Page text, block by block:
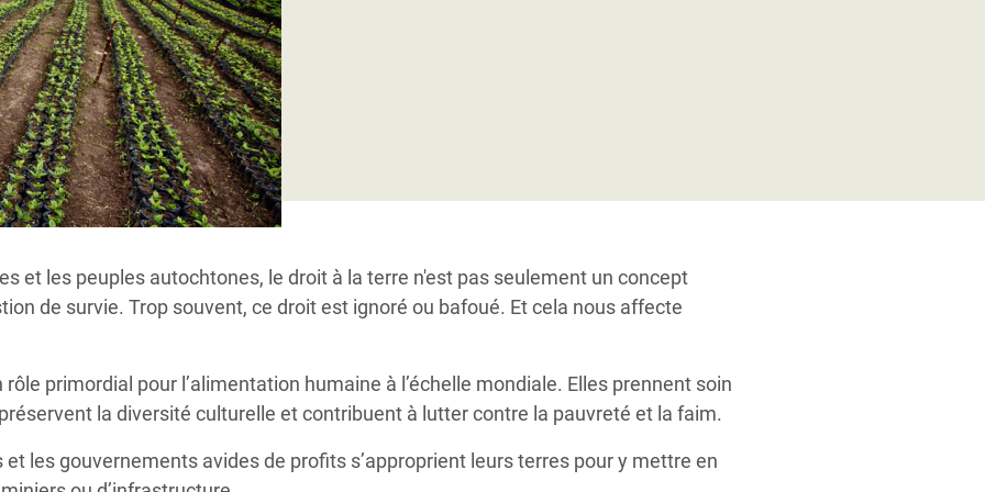
et
en Afrique de
Yémen
Réfugiés Rohingyas
du Sud
et les peuples autochtones, le droit à la terre n'est pas seulement un concept
de survie. Trop souvent, ce droit est ignoré ou bafoué. Et cela nous affecte
primordial pour l’alimentation humaine à l’échelle mondiale. Elles prennent soin
la diversité culturelle et contribuent à lutter contre la pauvreté et la faim.
les gouvernements avides de profits s’approprient leurs terres pour y mettre en